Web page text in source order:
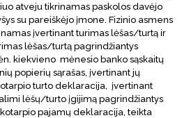
atveju tikrinamas paskolos davėjo
su pareiškėjo įmone. Fizinio asmens
įvertinant turimas lėšas/turtą ir
lėšas/turtą pagrindžiantys
kiekvieno mėnesio banko sąskaitų
popierių sąrašas, įvertinant jų
turto deklaracija, įvertinant
lėšų/turto įgijimą pagrindžiantys
pajamų deklaracija, teikta